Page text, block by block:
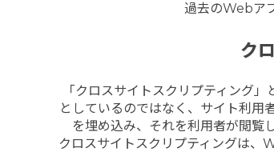
過去のWebア
ク
「クロスサイトスクリプティング
としているのではなく、サイト利用
を埋め込み、それを利用者が閲覧
クロスサイトスクリプティングは、